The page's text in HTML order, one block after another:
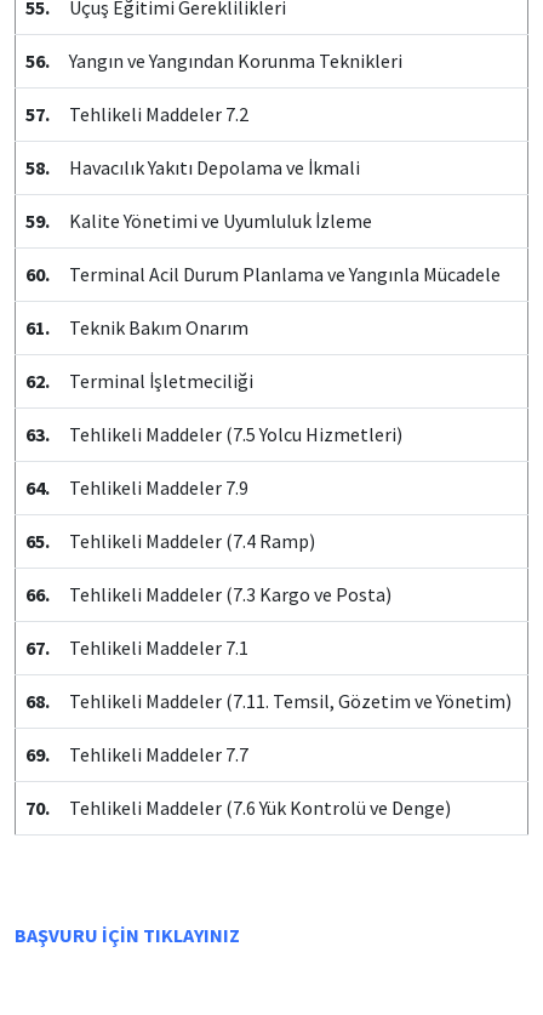
55. Uçuş Eğitimi Gereklilikleri
56. Yangın ve Yangından Korunma Teknikleri
57. Tehlikeli Maddeler 7.2
58. Havacılık Yakıtı Depolama ve İkmali
59. Kalite Yönetimi ve Uyumluluk İzleme
60. Terminal Acil Durum Planlama ve Yangınla Mücadele
61. Teknik Bakım Onarım
62. Terminal İşletmeciliği
63. Tehlikeli Maddeler (7.5 Yolcu Hizmetleri)
64. Tehlikeli Maddeler 7.9
65. Tehlikeli Maddeler (7.4 Ramp)
66. Tehlikeli Maddeler (7.3 Kargo ve Posta)
67. Tehlikeli Maddeler 7.1
68. Tehlikeli Maddeler (7.11. Temsil, Gözetim ve Yönetim)
69. Tehlikeli Maddeler 7.7
70. Tehlikeli Maddeler (7.6 Yük Kontrolü ve Denge)
BAŞVURU İÇİN TIKLAYINIZ